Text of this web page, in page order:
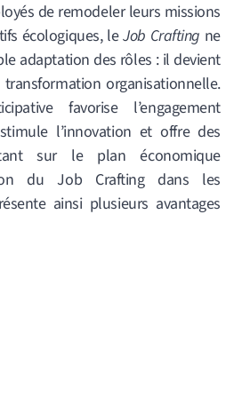
de remodeler leurs missions
écologiques, leJob Crafting ne
adaptation des rôles : il devient
organisationnelle.
favorise l’engagement
l’innovation et offre des
sur le plan économique
du Job Crafting dans les
ainsi plusieurs avantages